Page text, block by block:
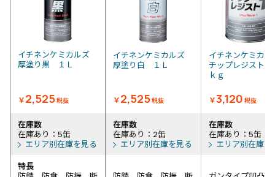
イチネンケミカルズ
厚塗り黒 １Ｌ
￥2,525税抜
イチネンケミカルズ
厚塗り白 １Ｌ
￥2,525税抜
イチネンケミカ
チップレジスト
ｋｇ
￥3,120 税抜
在庫数
在庫あり：5缶
エリア別在庫を見る
在庫数
在庫あり：2缶
エリア別在庫を見る
在庫数
在庫あり：5缶
エリア別在庫を
特長